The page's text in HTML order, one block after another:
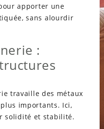
apporter une
sans alourdir
:
travaille des métaux
importants. Ici,
solidité et stabilité.